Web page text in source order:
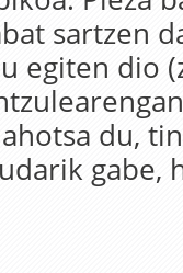
sartzen
egiten dio
du,
gabe,